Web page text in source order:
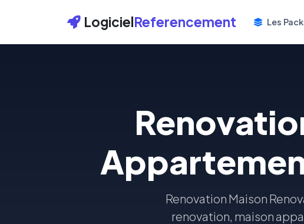
LogicielReferencement Les
Renovation Maison
renovation, maison